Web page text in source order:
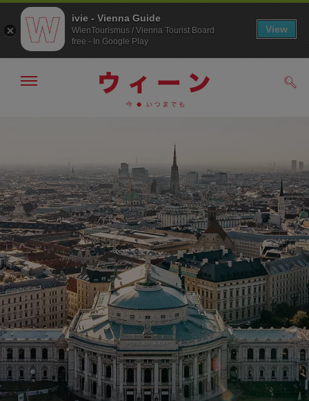
へ
ジ
の
ト
ッ
プ
へ
メ
非
表
示
ivie - Vienna Guide
WienTourismus / Vienna Tourist Board
free - In Google Play
View